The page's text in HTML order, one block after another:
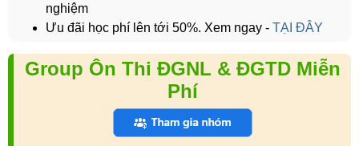
nghiệm
Ưu đãi học phí lên tới 50%. Xem ngay - TẠI ĐÂY
Group Ôn Thi ĐGNL & ĐGTD Miễn
Phí